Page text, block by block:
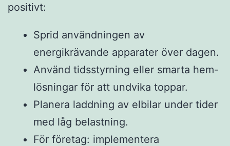
positivt:
Sprid användningen av
energikrävande apparater över dagen.
Använd tidsstyrning eller smarta hem-
lösningar för att undvika toppar.
Planera laddning av elbilar under tider
med låg belastning.
För företag: implementera